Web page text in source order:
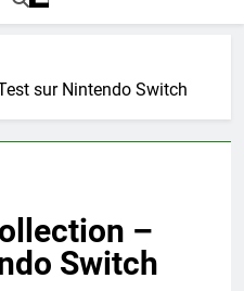
sur Nintendo Switch
–
Switch